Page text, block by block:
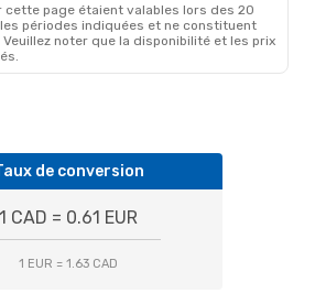
cette page étaient valables lors des 20
périodes indiquées et ne constituent
noter que la disponibilité et les prix
de conversion
1 CAD = 0.61 EUR
1 EUR = 1.63 CAD